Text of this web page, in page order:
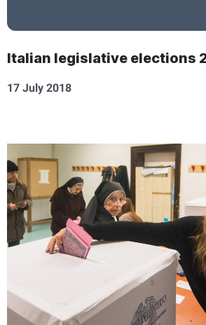
Italian legislative elections
17 July 2018